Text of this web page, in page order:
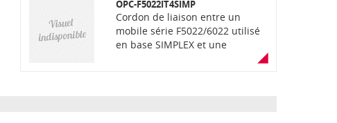
OPC-F5022IT4SIMP
Cordon de liaison entre un
mobile série F5022/6022 utilisé
en base SIMPLEX et une
interface en boîtier IF-IT4BT#04